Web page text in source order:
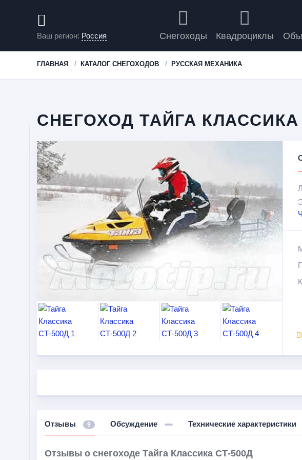
Ваш регион: Россия Снегоходы Квадроциклы
ГЛАВНАЯ КАТАЛОГ СНЕГОХОДОВ РУССКАЯ МЕХАНИКА
СНЕГОХОД ТАЙГА КЛАССИКА
Отзывы 9 Обсуждение Технические характеристики
Отзывы о снегоходе Тайга Классика СТ-500Д